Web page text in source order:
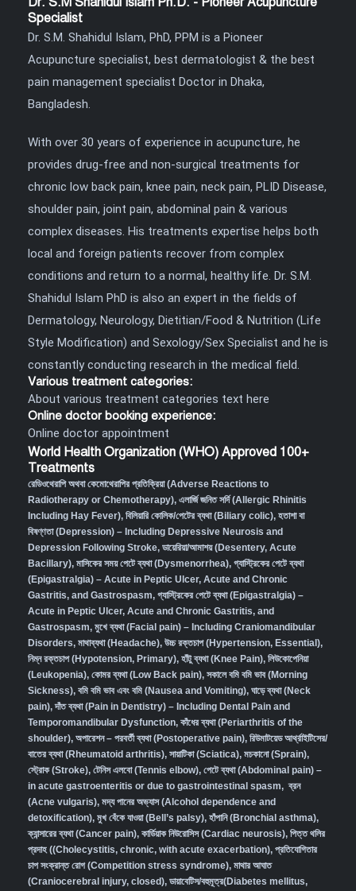
Specialist
Dr. S.M. Shahidul Islam, PhD, PPM is a Pioneer
Acupuncture specialist, best dermatologist & the best
pain management specialist Doctor in Dhaka,
Bangladesh.
With over 30 years of experience in acupuncture, he
provides drug-free and non-surgical treatments for
chronic low back pain, knee pain, neck pain, PLID Disease,
shoulder pain, joint pain, abdominal pain & various
complex diseases. His treatments expertise helps both
local and foreign patients recover from complex
conditions and return to a normal, healthy life. Dr. S.M.
Shahidul Islam PhD is also an expert in the fields of
Dermatology, Neurology, Dietitian/Food & Nutrition (Life
Style Modification) and Sexology/Sex Specialist and he is
constantly conducting research in the medical field.
Various treatment categories:
About various treatment categories text here
Online doctor booking experience:
Online doctor appointment
World Health Organization (WHO) Approved 100+
Treatments
রেডিওথেরাপি অথবা কেমোথেরাপির প্রতিক্রিয়া (Adverse Reactions to
Radiotherapy or Chemotherapy), এলার্জি জনিত সর্দি (Allergic Rhinitis
Including Hay Fever), বিলিয়ারি কোলিক/পেটের ব্যথা (Biliary colic), হতাশা বা
বিষণ্ণতা (Depression) – Including Depressive Neurosis and
Depression Following Stroke, ডায়েরিয়া/আমাশয় (Desentery, Acute
Bacillary), মাসিকের সময় পেটে ব্যথা (Dysmenorrhea), গ্যাস্ট্রিকের পেটে ব্যথা
(Epigastralgia) – Acute in Peptic Ulcer, Acute and Chronic
Gastritis, and Gastrospasm, গ্যাস্ট্রিকের পেটে ব্যথা (Epigastralgia) –
Acute in Peptic Ulcer, Acute and Chronic Gastritis, and
Gastrospasm, মুখে ব্যথা (Facial pain) – Including Craniomandibular
Disorders, মাথাব্যথা (Headache), উচ্চ রক্তচাপ (Hypertension, Essential),
নিম্ন রক্তচাপ (Hypotension, Primary), হাঁটু ব্যথা (Knee Pain), লিউকোপেনিয়া
(Leukopenia), কোমর ব্যথা (Low Back pain), সকালে বমি বমি ভাব (Morning
Sickness), বমি বমি ভাব এবং বমি (Nausea and Vomiting), ঘাড়ে ব্যথা (Neck
pain),দাঁত ব্যথা (Pain in Dentistry) – Including Dental Pain and
Temporomandibular Dysfunction, কাঁধের ব্যথা (Periarthritis of the
shoulder), অপারেশন – পরবর্তী ব্যথা (Postoperative pain), রিউমাটয়েড আর্থ্রাইটিসের/
বাতের ব্যথা (Rheumatoid arthritis), সায়াটিকা (Sciatica), মচকানো (Sprain),
স্ট্রোক (Stroke), টেনিস এলবো (Tennis elbow), পেটে ব্যথা (Abdominal pain) –
in acute gastroenteritis or due to gastrointestinal spasm, ব্রন
(Acne vulgaris), মদ্য পানের অভ্যাস (Alcohol dependence and
detoxification), মুখ বেঁকে যাওয়া (Bell’s palsy), হাঁপানি (Bronchial asthma),
ক্যান্সারের ব্যথা (Cancer pain), কার্ডিয়াক নিউরোসিস (Cardiac neurosis), পিত্ত থলির
প্রদাহ ((Cholecystitis, chronic, with acute exacerbation), প্রতিযোগিতার
চাপ সংক্রান্ত রোগ (Competition stress syndrome), মাথার আঘাত
(Craniocerebral injury, closed), ডায়াবেটিস/বহুমূত্র(Diabetes mellitus,